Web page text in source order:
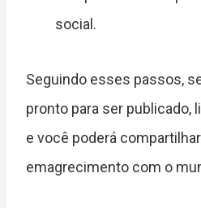
social.
Seguindo esses passos,
pronto para ser publicado,
e você poderá
emagrecimento com o